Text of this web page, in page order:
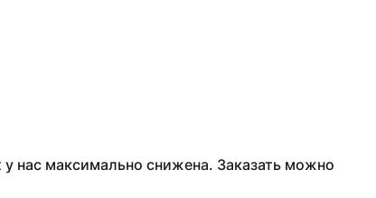
нас максимально снижена. Заказать можно